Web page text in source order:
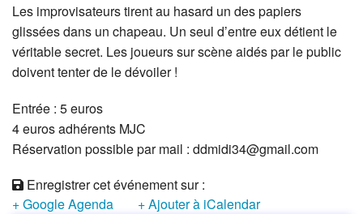
Les improvisateurs tirent au hasard un des papiers
glissées dans un chapeau. Un seul d’entre eux détient le
véritable secret. Les joueurs sur scène aidés par le public
doivent tenter de le dévoiler !
Entrée : 5 euros
4 euros adhérents MJC
Réservation possible par mail : ddmidi34@gmail.com
Enregistrer cet événement sur :
+ Google Agenda
+ Ajouter à iCalendar